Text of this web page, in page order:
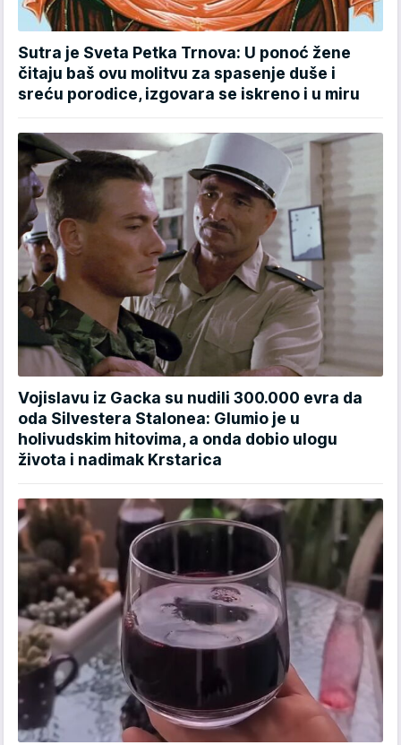
Sutra je Sveta Petka Trnova: U ponoć žene
čitaju baš ovu molitvu za spasenje duše i
sreću porodice, izgovara se iskreno i u miru
Vojislavu iz Gacka su nudili 300.000 evra da
oda Silvestera Stalonea: Glumio je u
holivudskim hitovima, a onda dobio ulogu
života i nadimak Krstarica